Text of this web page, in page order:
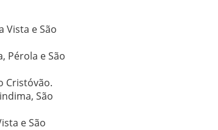
Vista e São
Pérola e São
Cristóvão.
São
e São